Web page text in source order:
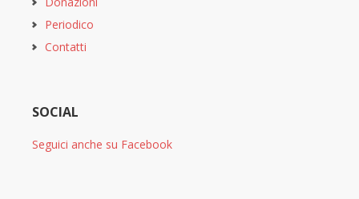
Periodico
Contatti
SOCIAL
Seguici anche su Facebook